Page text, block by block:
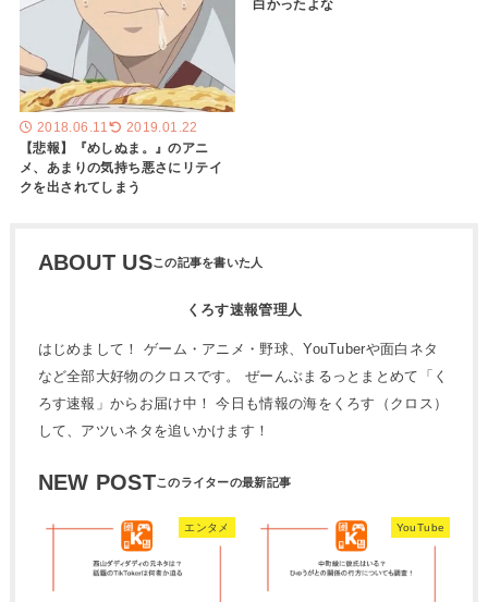
2018.06.11 2019.01.22
【悲報】『めしぬま。』のアニ
メ、あまりの気持ち悪さにリテイ
クを出されてしまう
白かったよな
ABOUT US
くろす速報管理人
はじめまして！ ゲーム・アニメ・野球、YouTuberや面白ネタ
など全部大好物のクロスです。 ぜーんぶまるっとまとめて「く
ろす速報」からお届け中！ 今日も情報の海をくろす（クロス）
して、アツいネタを追いかけます！
NEW POST
エンタメ YouTube